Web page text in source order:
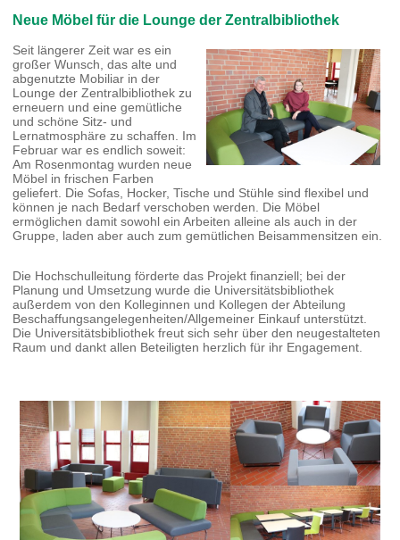
Neue Möbel für die Lounge der Zentralbibliothek
Seit längerer Zeit war es ein
großer Wunsch, das alte und
abgenutzte Mobiliar in der
Lounge der Zentralbibliothek zu
erneuern und eine gemütliche
und schöne Sitz- und
Lernatmosphäre zu schaffen. Im
Februar war es endlich soweit:
Am Rosenmontag wurden neue
Möbel in frischen Farben
geliefert. Die Sofas, Hocker, Tische und Stühle sind flexibel und
können je nach Bedarf verschoben werden. Die Möbel
ermöglichen damit sowohl ein Arbeiten alleine als auch in der
Gruppe, laden aber auch zum gemütlichen Beisammensitzen ein.
Die Hochschulleitung förderte das Projekt finanziell; bei der
Planung und Umsetzung wurde die Universitätsbibliothek
außerdem von den Kolleginnen und Kollegen der Abteilung
Beschaffungsangelegenheiten/Allgemeiner Einkauf unterstützt.
Die Universitätsbibliothek freut sich sehr über den neugestalteten
Raum und dankt allen Beteiligten herzlich für ihr Engagement.